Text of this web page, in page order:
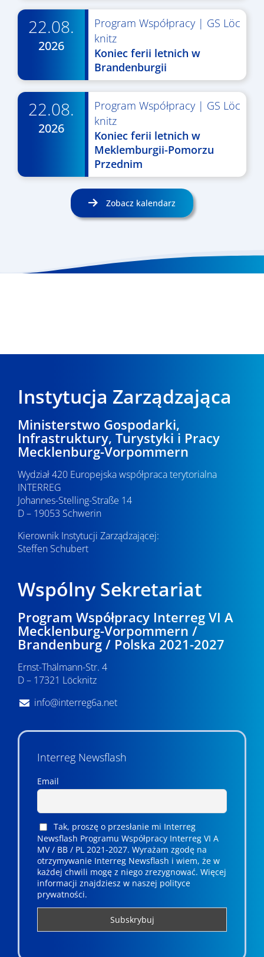
22.08.
2026
Program Współpracy| GS Löc
knitz
Koniec ferii letnich w
Brandenburgii
22.08.
2026
Program Współpracy| GS Löc
knitz
Koniec ferii letnich w
Meklemburgii-Pomorzu
Przednim
Zobacz kalendarz
Instytucja Zarządzająca
Ministerstwo Gospodarki,
Infrastruktury, Turystyki i Pracy
Mecklenburg-Vorpommern
Wydział 420 Europejska współpraca terytorialna
INTERREG
Johannes-Stelling-Straße 14
D – 19053 Schwerin
Kierownik Instytucji Zarządzającej:
Steffen Schubert
Wspólny Sekretariat
Program Współpracy Interreg VI A
Mecklenburg-Vorpommern /
Brandenburg / Polska 2021-2027
Ernst-Thälmann-Str. 4
D – 17321 Löcknitz
info@interreg6a.net
Interreg Newsflash
Email
Tak, proszę o przesłanie mi Interreg
Newsflash Programu Współpracy Interreg VI A
MV / BB / PL 2021-2027. Wyrażam zgodę na
otrzymywanie Interreg Newsflash i wiem, że w
każdej chwili mogę z niego zrezygnować. ­­Więcej
informacji znajdziesz w naszej polityce
prywatności.